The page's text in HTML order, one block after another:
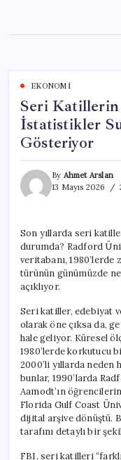
content
EKONOMI
Seri
İstatistikler
Gösteriyor
By Ahmet Arslan
13 Mayıs 2026
Son yıllarda seri
durumda? Radford
veritabanı,
türünün günümüzde
açıklıyor.
Seri katiller, edebiyat
olarak öne çıksa da,
hale geliyor. Küresel
1980’lerde korkutucu
2000’li yıllarda neden
bunlar, 1990’larda
Aamodt’ın
Florida Gulf Coast
dijital arşive dönüştü.
tarafını detaylı bir
FBI, seri katilleri